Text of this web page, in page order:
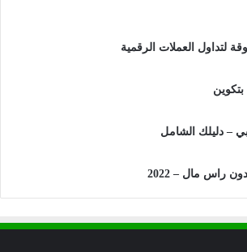
– دليلك الشامل
راس مال – 2022